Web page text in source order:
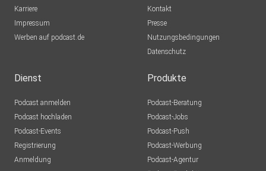
Karriere
Impressum
Werben auf podcast.de
Kontakt
Presse
Nutzungsbedingungen
Datenschutz
Dienst
Podcast anmelden
Podcast hochladen
Podcast-Events
Registrierung
Anmeldung
Produkte
Podcast-Beratung
Podcast-Jobs
Podcast-Push
Podcast-Werbung
Podcast-Agentur